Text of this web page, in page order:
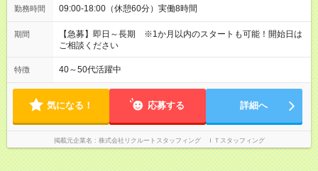
勤務時間 09:00-18:00（休憩60分）実働8時間
期間
【急募】即日～長期 ※1か月以内のスタートも可能！開始日は
ご相談ください
特徴 40～50代活躍中
気になる！ 応募する 詳細へ
掲載元企業名 株式会社リクルートスタッフィング ＩＴスタッフィング